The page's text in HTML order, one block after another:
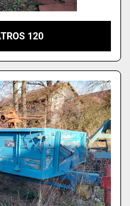
120